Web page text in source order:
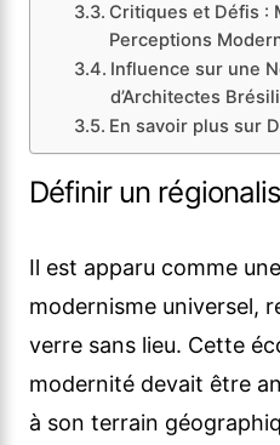
Critiques et Défis :
Perceptions
Influence sur une
d’Architectes
En savoir plus sur
Définir un
Il est apparu comme
modernisme universel,
verre sans lieu. Cette
modernité devait être
à son terrain